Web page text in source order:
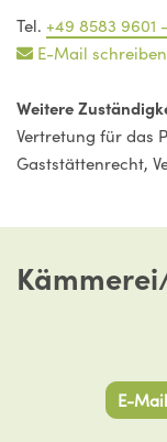
Tel. +49 8583 9601
E-Mail schreiben
Weitere
Vertretung für das
Gaststättenrecht,
E-